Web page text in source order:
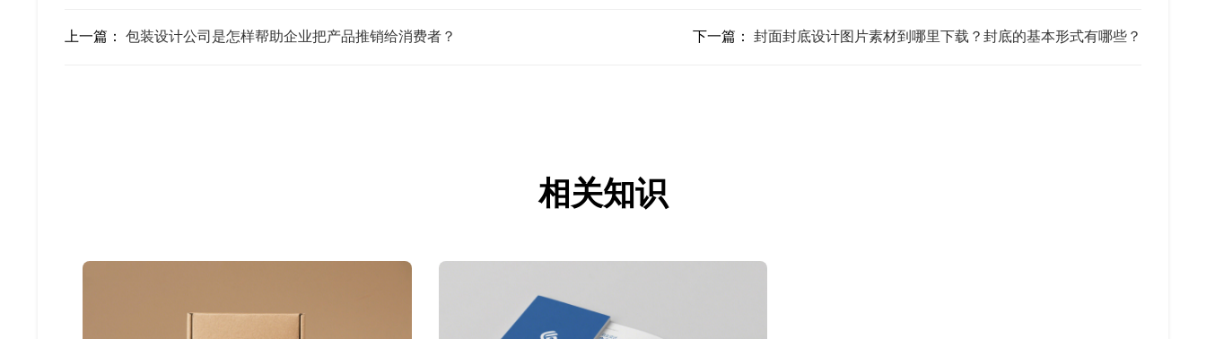
上一篇： 包装设计公司是怎样帮助企业把产品推销给消费者？ 下一篇： 封面封底设计图片素材到哪里下载？封底的基本形式有哪些？
相关知识